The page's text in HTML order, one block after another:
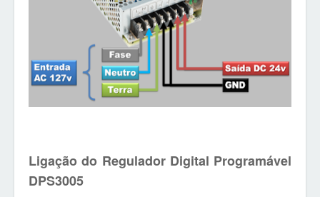
Ligação do Regulador Digital Programável
DPS3005